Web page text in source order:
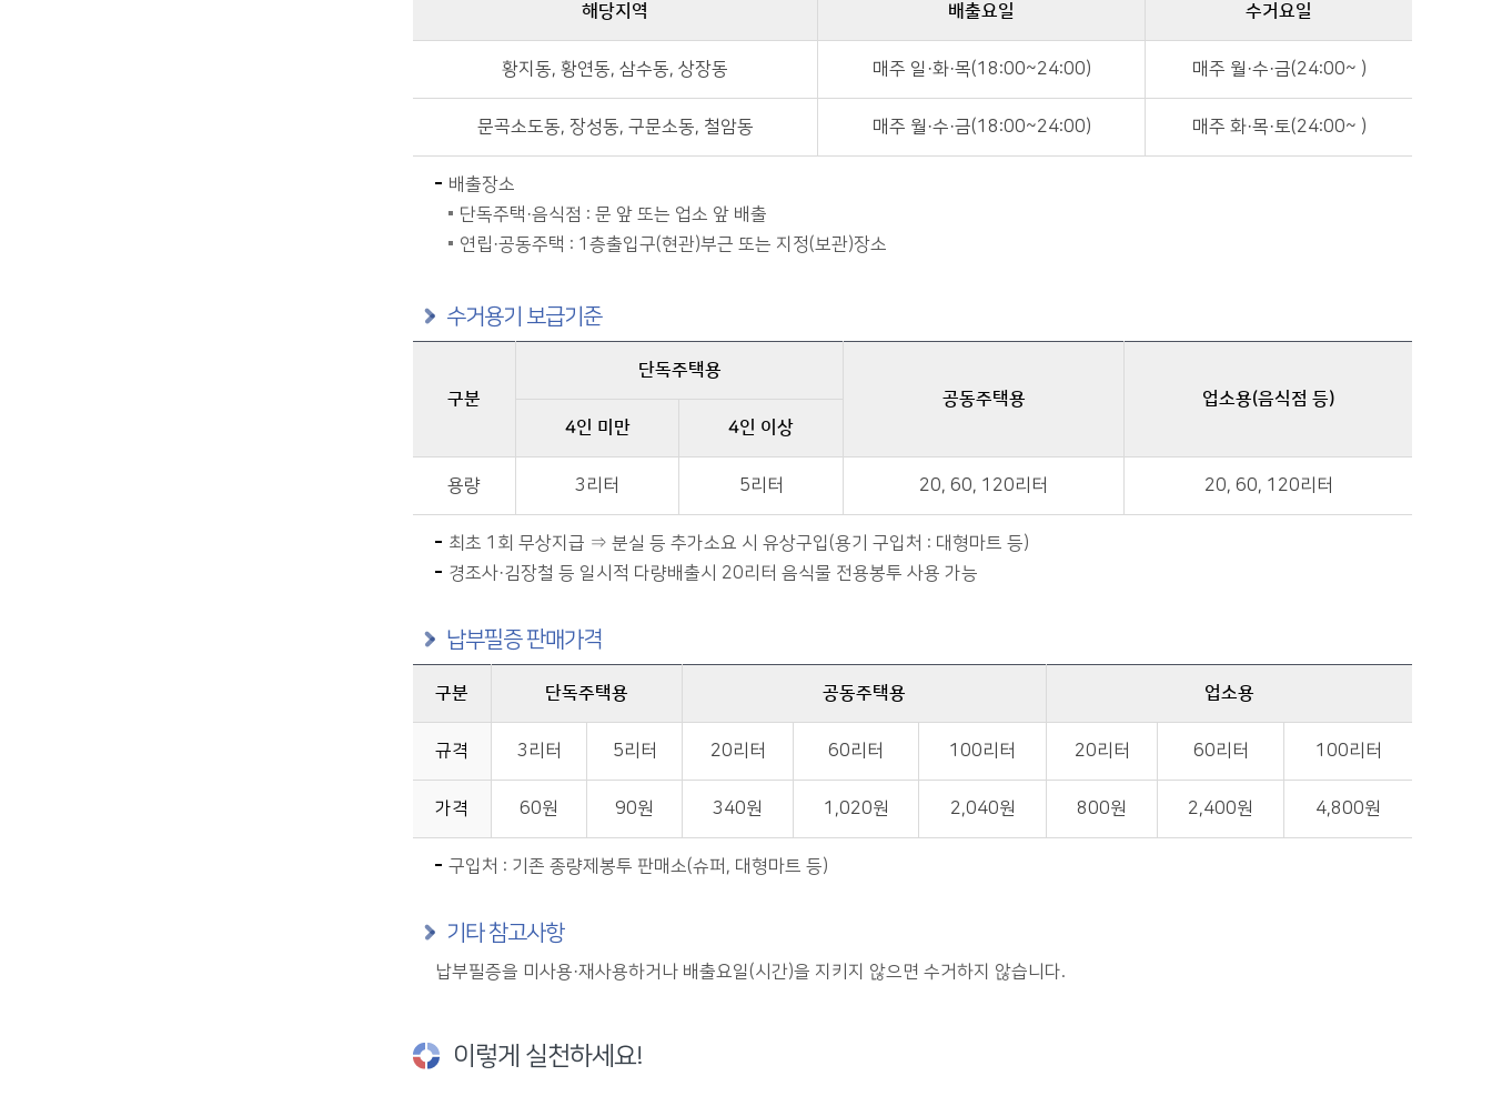
해당지역 배출요일 수거요일
황지동, 황연동, 삼수동, 상장동 매주 일·화·목(18:00~24:00) 매주 월·수·금(24:00~ )
문곡소도동, 장성동, 구문소동, 철암동 매주 월·수·금(18:00~24:00) 매주 화·목·토(24:00~ )
배출장소
단독주택·음식점 : 문 앞 또는 업소 앞 배출
연립·공동주택 : 1층출입구(현관)부근 또는 지정(보관)장소
수거용기 보급기준
구분
단독주택용
공동주택용
업소용(음식점 등)
4인 미만
4인 이상
용량 3리터 5리터 20, 60, 120리터 20, 60, 120리터
최초 1회 무상지급 ⇒ 분실 등 추가소요 시 유상구입(용기 구입처 : 대형마트 등)
경조사·김장철 등 일시적 다량배출시 20리터 음식물 전용봉투 사용 가능
납부필증 판매가격
구분 단독주택용 공동주택용 업소용
규격 3리터 5리터 20리터 60리터 100리터 20리터 60리터 100리터
가격 60원 90원 340원 1,020원 2,040원 800원 2,400원 4,800원
구입처 : 기존 종량제봉투 판매소(슈퍼, 대형마트 등)
기타 참고사항
납부필증을 미사용·재사용하거나 배출요일(시간)을 지키지 않으면 수거하지 않습니다.
이렇게 실천하세요!